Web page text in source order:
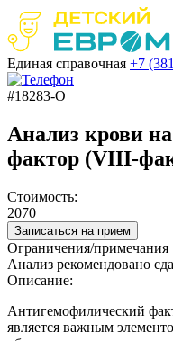
Единая справочная +7
#18283-О
Анализ крови
фактор (VIII-
Стоимость:
2070
Записаться на прием
Ограничения/примечания
Анализ рекомендовано
Описание:
Антигемофилический
является важным